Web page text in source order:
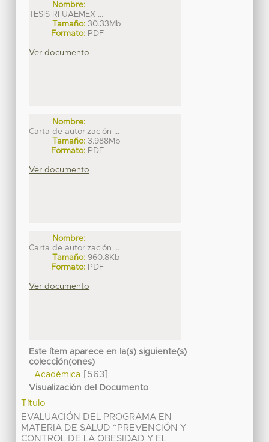
Nombre:
TESIS RI UAEMEX ...
Tamaño: 30.33Mb
Formato: PDF
Ver documento
Nombre:
Carta de autorización ...
Tamaño: 3.988Mb
Formato: PDF
Ver documento
Nombre:
Carta de autorización ...
Tamaño: 960.8Kb
Formato: PDF
Ver documento
Este ítem aparece en la(s) siguiente(s)
colección(ones)
Académica[563]
Visualización del Documento
Título
EVALUACIÓN DEL PROGRAMA EN
MATERIA DE SALUD “PREVENCIÓN Y
CONTROL DE LA OBESIDAD Y EL